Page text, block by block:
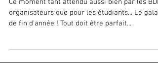
gala étudiant réussi
Ce moment tant attendu aussi bien par les BDE
de fin d'année ! Tout doit être parfait...